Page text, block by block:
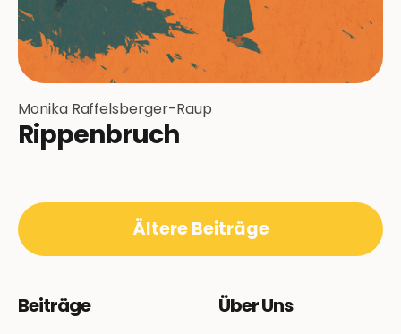
Monika Raffelsberger-Raup
Rippenbruch
Ältere Beiträge
Beiträge Über Uns